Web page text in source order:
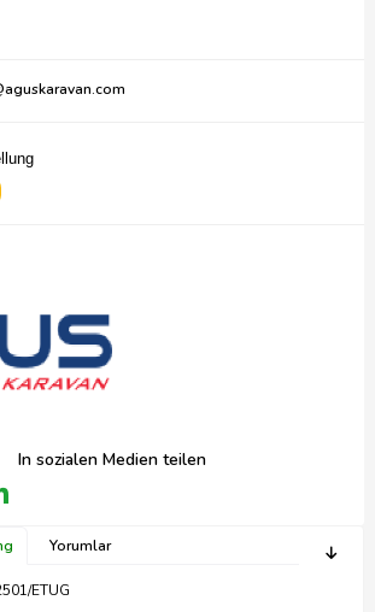
In sozialen Medien teilen
Yorumlar
ETUG